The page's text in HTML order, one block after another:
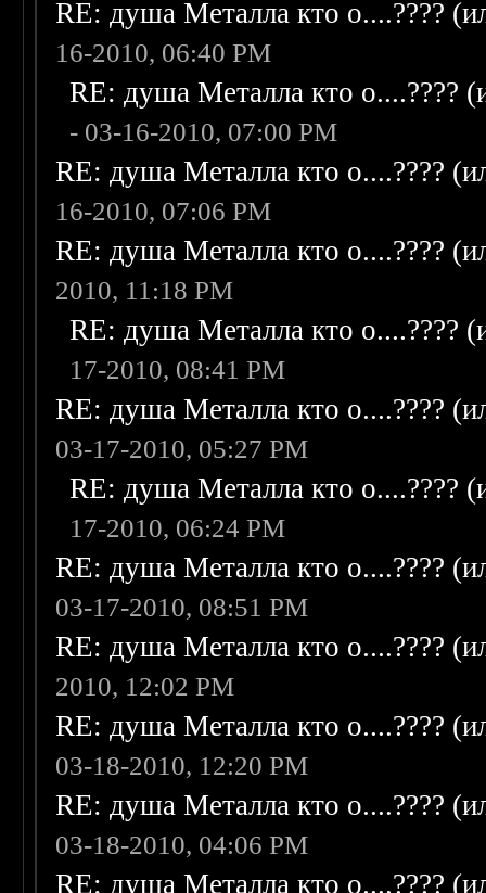
RE: душа Металла кто о....????
16-2010, 06:40 PM
RE: душа Металла кто о....????
- 03-16-2010, 07:00 PM
RE: душа Металла кто о....????
16-2010, 07:06 PM
RE: душа Металла кто о....????
2010, 11:18 PM
RE: душа Металла кто о....????
17-2010, 08:41 PM
RE: душа Металла кто о....????
03-17-2010, 05:27 PM
RE: душа Металла кто о....????
17-2010, 06:24 PM
RE: душа Металла кто о....????
03-17-2010, 08:51 PM
RE: душа Металла кто о....????
2010, 12:02 PM
RE: душа Металла кто о....????
03-18-2010, 12:20 PM
RE: душа Металла кто о....????
03-18-2010, 04:06 PM
RE: душа Металла кто о....????